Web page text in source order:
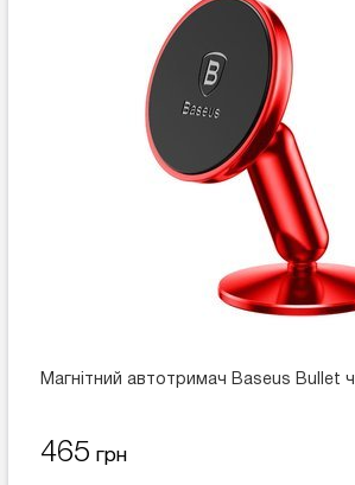
Магнітний автотримач Baseus Bullet
465 грн